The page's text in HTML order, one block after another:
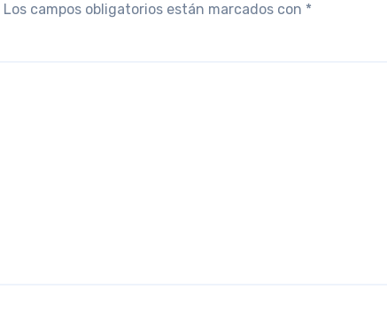
Los campos obligatorios están marcados con *